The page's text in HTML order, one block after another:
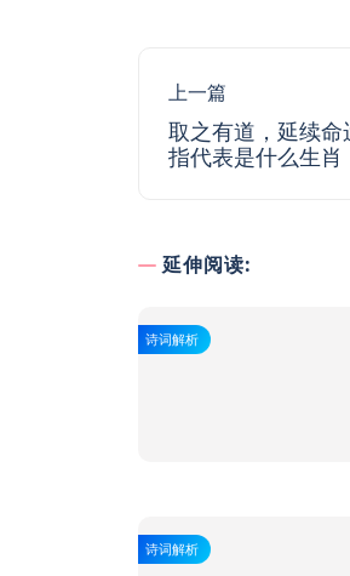
上一篇
取之有道，延续
指代表是什么生
延伸阅读:
诗词解析
诗词解析